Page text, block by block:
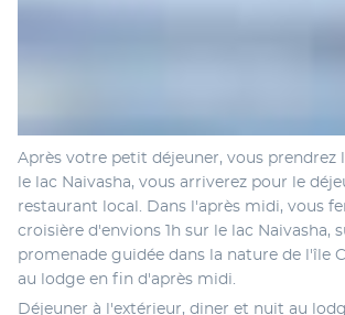
Après votre petit déjeuner, vous prendrez
le lac Naivasha, vous arriverez pour le
restaurant local. Dans l'après midi, vous
croisière d'envions 1h sur le lac Naivasha,
promenade guidée dans la nature de l'île
au lodge en fin d'après midi.
Déjeuner à l'extérieur, diner et nuit au